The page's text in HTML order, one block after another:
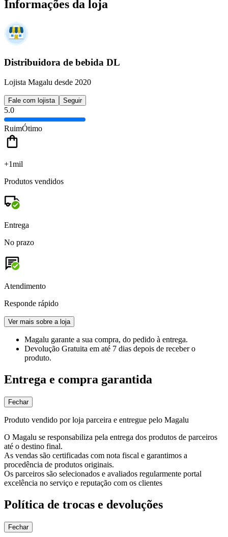
Informações da loja
Distribuidora de bebida DL
Lojista Magalu desde 2020
Fale com lojista Seguir
5.0
RuimÓtimo
+1mil
Produtos vendidos
Entrega
No prazo
Atendimento
Responde rápido
Ver mais sobre a loja
Magalu garante a sua compra, do pedido à entrega.
Devolução Gratuita em até 7 dias depois de receber o
produto.
Entrega e compra garantida
Fechar
Produto vendido por loja parceira e entregue pelo Magalu
O Magalu se responsabiliza pela entrega dos produtos de parceiros
até o destino final.
As vendas são certificadas com nota fiscal e garantimos a
procedência de produtos originais.
Os parceiros são selecionados e avaliados regularmente portal
excelência no serviço e reputação com os clientes
Política de trocas e devoluções
Fechar